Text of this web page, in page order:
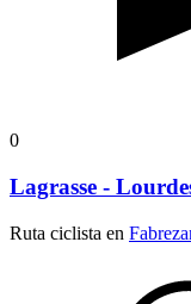
0
Lagrasse -
Ruta ciclista en